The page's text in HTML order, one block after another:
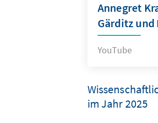
Annegret
Gärditz und
YouTube
im Jahr 2025